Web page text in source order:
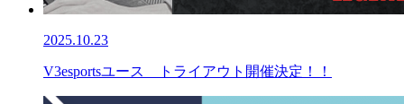
2025.10.23
V3esportsユース トライアウト開催決定！！